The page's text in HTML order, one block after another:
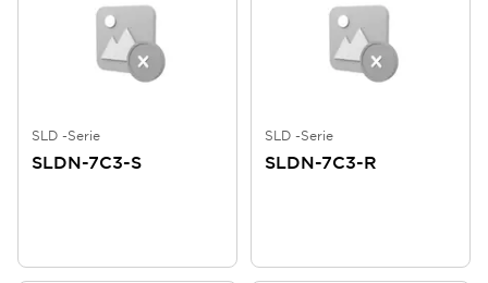
SLD -Serie
SLDN-7C3-S
SLD -Serie
SLDN-7C3-R